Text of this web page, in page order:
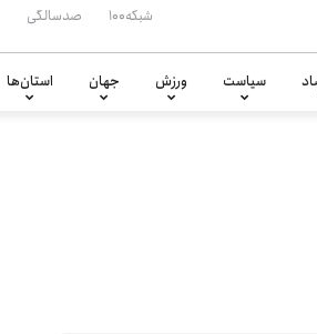
شبکه۱۰۰ صدسالگی
سیاست ورزش جهان استان‌ها